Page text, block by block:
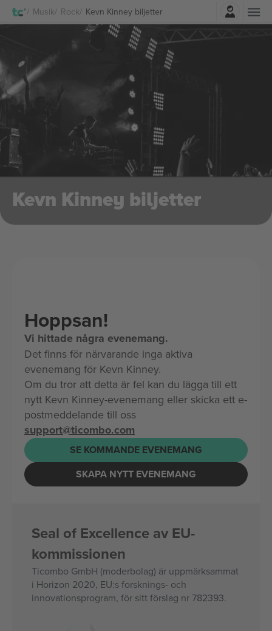
Musik Rock Kevn Kinney biljetterLogga in
Kevn Kinney biljetter
Hoppsan!
Vi hittade några evenemang.
Det finns för närvarande inga aktiva
evenemang för Kevn Kinney.
Om du tror att detta är fel kan du lägga till ett
nytt Kevn Kinney-evenemang eller skicka ett e-
postmeddelande till oss
support@ticombo.com
SE KOMMANDE EVENEMANG
SKAPA NYTT EVENEMANG
Seal of Excellence av EU-
kommissionen
Ticombo GmbH (moderbolag) är uppmärksammat
i Horizon 2020, EU:s forsknings- och
innovationsprogram, för sitt förslag nr 782393.